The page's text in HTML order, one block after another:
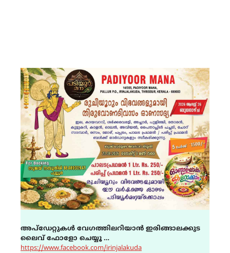
അപ്ഡേറ്റുകൾ വേഗത്തിലറിയാൻ ഇരിങ്ങാലക്കുട
ലൈവ് ഫോളോ ചെയ്യൂ …
https://www.facebook.com/irinjalakuda